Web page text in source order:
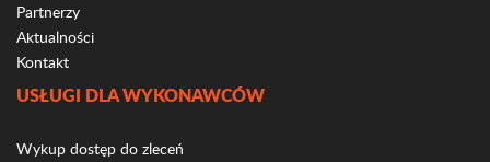
Partnerzy
Aktualności
Kontakt
USŁUGI DLA WYKONAWCÓW
Wykup dostęp do zleceń